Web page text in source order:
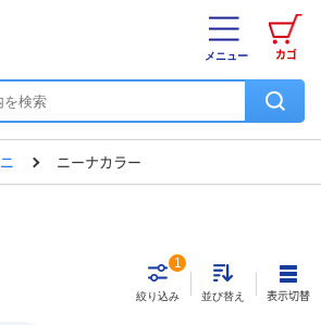
カゴ
メニュー
ニ ニーナカラー
絞り込み
1
並び替え 表示切替